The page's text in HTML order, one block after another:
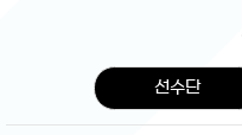
선수단